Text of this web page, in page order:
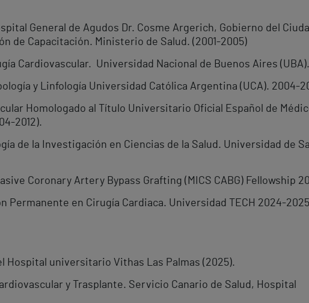
General de Agudos Dr. Cosme Argerich, Gobierno del
de Capacitación. Ministerio de Salud. (2001-2005)
Cardiovascular. Universidad Nacional de Buenos Aires (UBA).
y Linfología Universidad Católica Argentina (UCA). 2004-
Homologado al Título Universitario Oficial Español de
2012).
de la Investigación en Ciencias de la Salud. Universidad de
Coronary Artery Bypass Grafting (MICS CABG) Fellowship
Permanente en Cirugía Cardiaca. Universidad TECH 2024-
Hospital universitario Vithas Las Palmas (2025).
y Trasplante. Servicio Canario de Salud, Hospital